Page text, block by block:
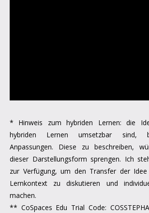
* Hinweis zum hybriden Lernen: die
hybriden Lernen umsetzbar sind,
Anpassungen. Diese zu beschreiben,
dieser Darstellungsform sprengen. Ich
zur Verfügung, um den Transfer der
Lernkontext zu diskutieren und
machen.
** CoSpaces Edu Trial Code: